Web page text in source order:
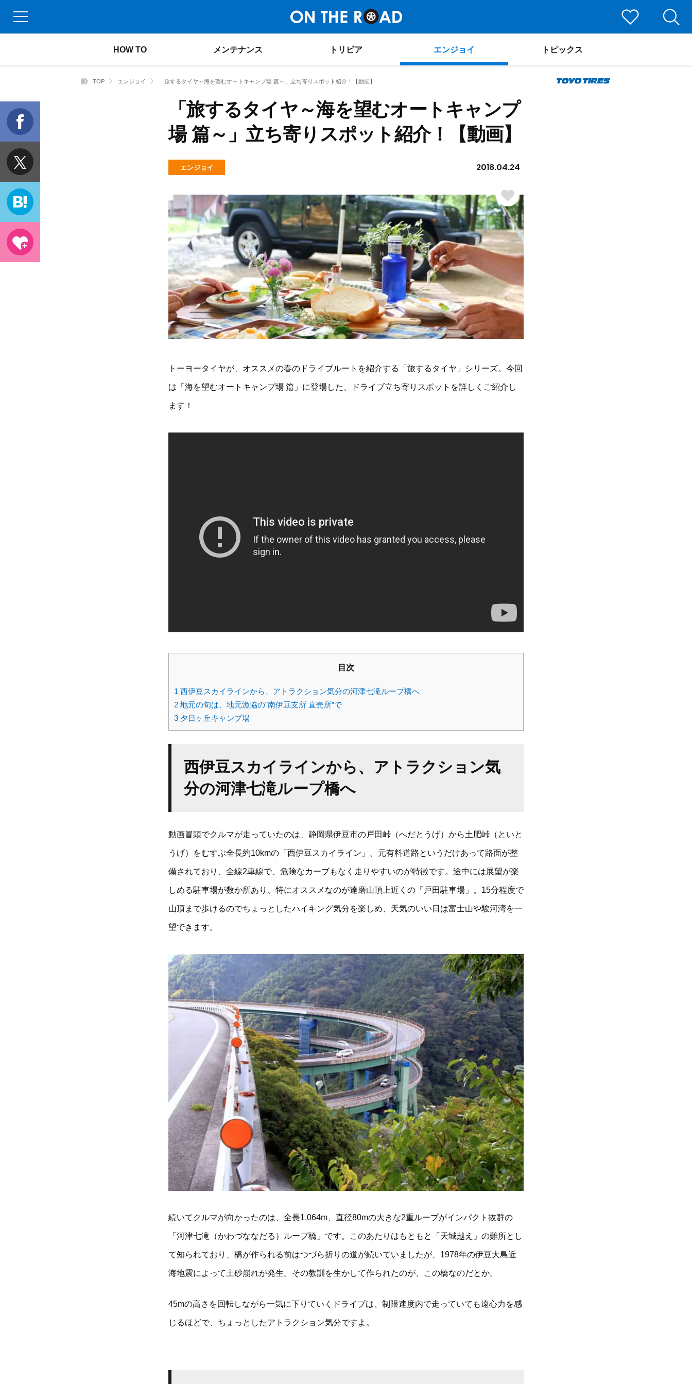
HOW TO メンテナンス トリビア エンジョイ トピックス
TOP エンジョイ 「旅するタイヤ～海を望むオートキャンプ場 篇～」立ち寄りスポット紹介！【動画】
「旅するタイヤ～海を望むオートキャンプ
場 篇～」立ち寄りスポット紹介！【動画】
エンジョイ 2018.04.24
トーヨータイヤが、オススメの春のドライブルートを紹介する「旅するタイヤ」シリーズ。今回
は「海を望むオートキャンプ場 篇」に登場した、ドライブ立ち寄りスポットを詳しくご紹介し
ます！
目次
1 西伊豆スカイラインから、アトラクション気分の河津七滝ループ橋へ
2 地元の旬は、地元漁協の”南伊豆支所 直売所”で
3 夕日ヶ丘キャンプ場
西伊豆スカイラインから、アトラクション気
分の河津七滝ループ橋へ
動画冒頭でクルマが走っていたのは、静岡県伊豆市の戸田峠（へだとうげ）から土肥峠（といと
うげ）をむすぶ全長約10kmの「西伊豆スカイライン」。元有料道路というだけあって路面が整
備されており、全線2車線で、危険なカーブもなく走りやすいのが特徴です。途中には展望が楽
しめる駐車場が数か所あり、特にオススメなのが達磨山頂上近くの「戸田駐車場」。15分程度で
山頂まで歩けるのでちょっとしたハイキング気分を楽しめ、天気のいい日は富士山や駿河湾を一
望できます。
続いてクルマが向かったのは、全長1,064m、直径80mの大きな2重ループがインパクト抜群の
「河津七滝（かわづななだる）ループ橋」です。このあたりはもともと「天城越え」の難所とし
て知られており、橋が作られる前はつづら折りの道が続いていましたが、1978年の伊豆大島近
海地震によって土砂崩れが発生。その教訓を生かして作られたのが、この橋なのだとか。
45mの高さを回転しながら一気に下りていくドライブは、制限速度内で走っていても遠心力を感
じるほどで、ちょっとしたアトラクション気分ですよ。
f
t
h